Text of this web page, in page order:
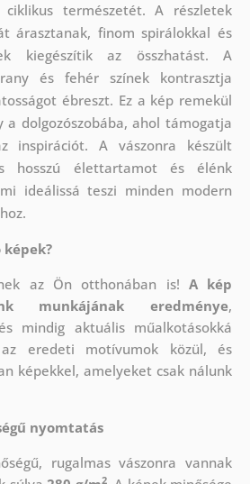
természetét. A részletek
árasztanak, finom spirálokkal és
kiegészítik az összhatást. A
és fehér színek kontrasztja
ébreszt. Ez a kép remekül
a dolgozószobába, ahol támogatja
inspirációt. A vászonra készült
hosszú élettartamot és élénk
ideálissá teszi minden modern
az Ön otthonában is! A kép
munkájának eredménye,
mindig aktuális műalkotásokká
eredeti motívumok közül, és
képekkel, amelyeket csak nálunk
nyomtatás
rugalmas vászonra vannak
2